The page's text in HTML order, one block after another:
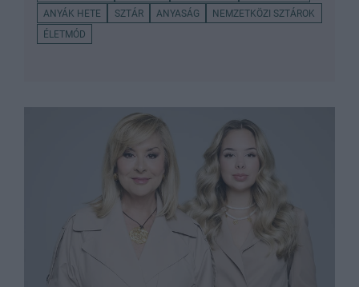
ANYÁK HETE
SZTÁR ANYASÁG
NEMZETKÖZI SZTÁROK
ÉLETMÓD